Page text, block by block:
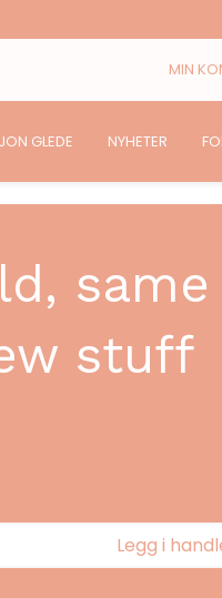
MIN
GLEDE NYHETER
stuff
Legg i